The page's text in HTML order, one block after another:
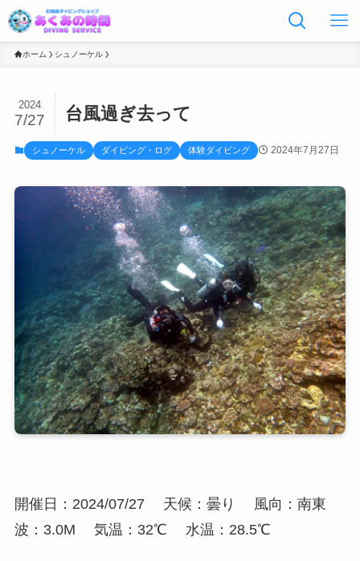
ホーム シュノーケル
台風過ぎ去って
2024
7/27
シュノーケル ダイビング・ログ 体験ダイビング 2024年7月27日
開催日：2024/07/27 天候：曇り
風向：南東
波：3.0M
気温：32℃ 水温：28.5℃